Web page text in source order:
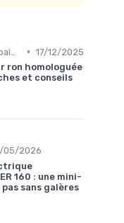
• 17/12/2025
ron homologuée
et conseils
05/2026
160 : une mini-
sans galères